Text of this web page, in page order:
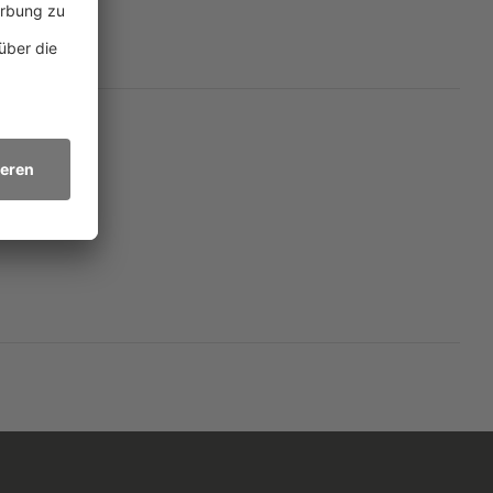
zugleich radikal
zu
auf viele Sinne aus:
und Klangwelten
dass unsere
sind.» (The